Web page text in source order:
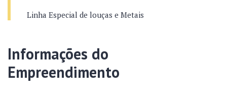
Linha Especial de louças e Metais
Informações do
Empreendimento